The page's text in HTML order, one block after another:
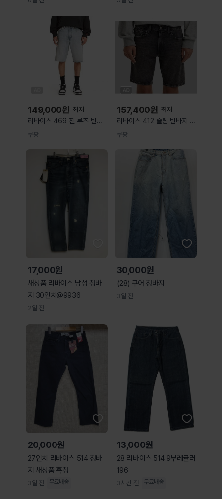
149,000원 최저
리바이스 469 진 루즈 반바
지 W30 L12 블루 코튼 지퍼
469 진 루즈 반바지 W30
L12 블루 코
쿠팡
157,400원 최저
리바이스 412 슬림 반바지 청
바지 남성 미디엄 워시 그레이
쿠팡
17,000원
새상품 리바이스 남성 청바
지 30인치@9936
2일 전
30,000원
(28) 쿠어 청바지
3일 전
20,000원
27인치 리바이스 514 청바
지 새상품 흑청
3일 전 무료배송
13,000원
28 리바이스 514 9부레귤러
196
3시간 전 무료배송